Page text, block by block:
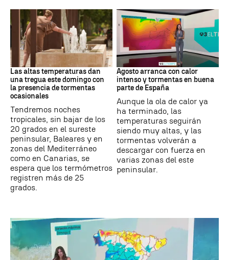
Tiempo
Las altas temperaturas dan
una tregua este domingo con
la presencia de tormentas
ocasionales
Tendremos noches
tropicales, sin bajar de los
20 grados en el sureste
peninsular, Baleares y en
zonas del Mediterráneo
como en Canarias, se
espera que los termómetros
registren más de 25
grados.
Tiempo
Agosto arranca con calor
intenso y tormentas en buena
parte de España
Aunque la ola de calor ya
ha terminado, las
temperaturas seguirán
siendo muy altas, y las
tormentas volverán a
descargar con fuerza en
varias zonas del este
peninsular.